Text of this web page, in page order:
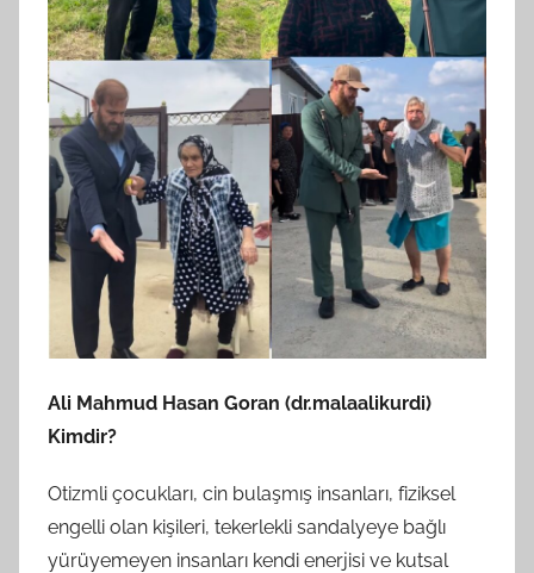
Ali Mahmud Hasan Goran (dr.malaalikurdi)
Kimdir?
Otizmli çocukları, cin bulaşmış insanları, fiziksel
engelli olan kişileri, tekerlekli sandalyeye bağlı
yürüyemeyen insanları kendi enerjisi ve kutsal